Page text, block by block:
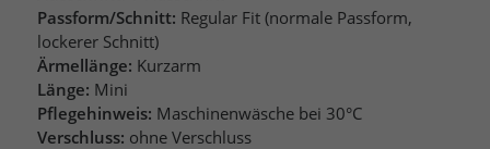
Passform/Schnitt: Regular Fit (normale Passform,
lockerer Schnitt)
Ärmellänge: Kurzarm
Länge: Mini
Pflegehinweis: Maschinenwäsche bei 30°C
Verschluss: ohne Verschluss